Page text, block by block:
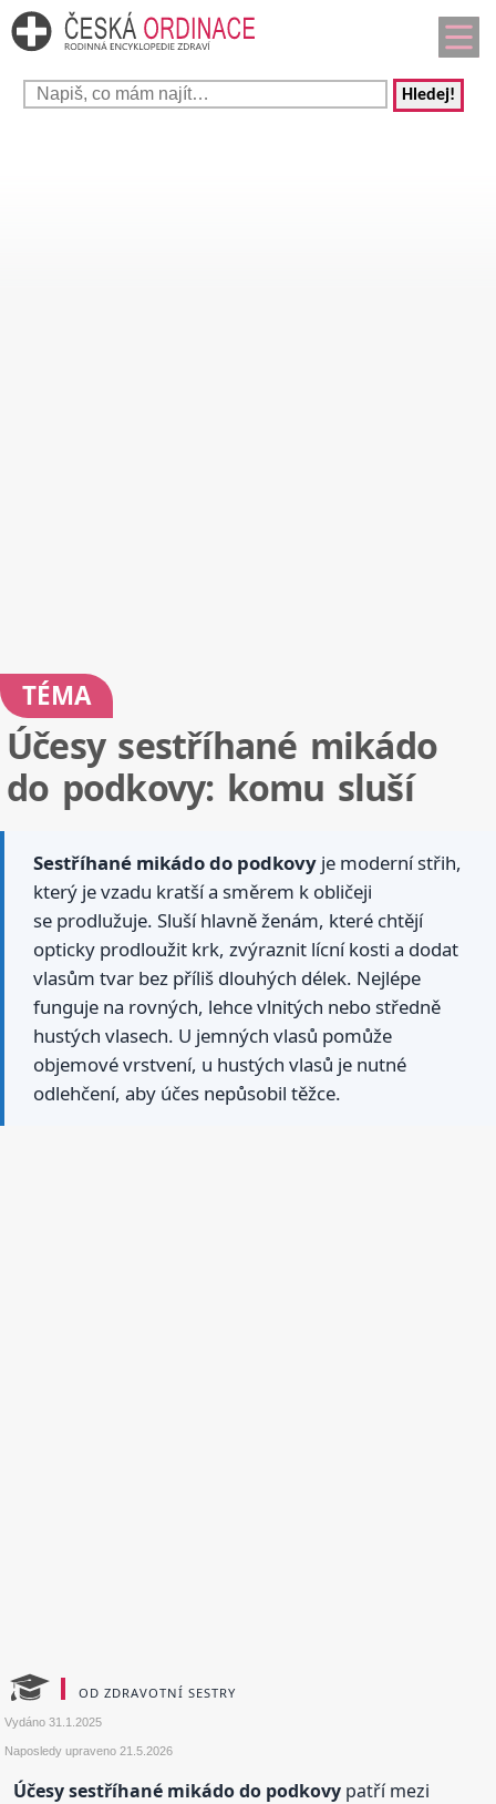
Hledej!
TÉMA
Účesy sestříhané mikádo
do podkovy: komu sluší
Sestříhané mikádo do podkovy je moderní střih,
který je vzadu kratší a směrem k obličeji
se prodlužuje. Sluší hlavně ženám, které chtějí
opticky prodloužit krk, zvýraznit lícní kosti a dodat
vlasům tvar bez příliš dlouhých délek. Nejlépe
funguje na rovných, lehce vlnitých nebo středně
hustých vlasech. U jemných vlasů pomůže
objemové vrstvení, u hustých vlasů je nutné
odlehčení, aby účes nepůsobil těžce.
OD ZDRAVOTNÍ SESTRY
Vydáno31.1.2025
Naposledy upraveno21.5.2026
Účesy sestříhané mikádo do podkovy patří mezi